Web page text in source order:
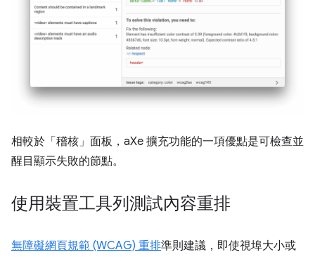
相較於「稽核」 面板，aXe 擴充功能的一項優點是可檢查並
醒目顯示失敗的節點。
使用裝置工具列測試內容重排
無障礙網頁規範 (WCAG) 重排準則建議，即使視埠大小或